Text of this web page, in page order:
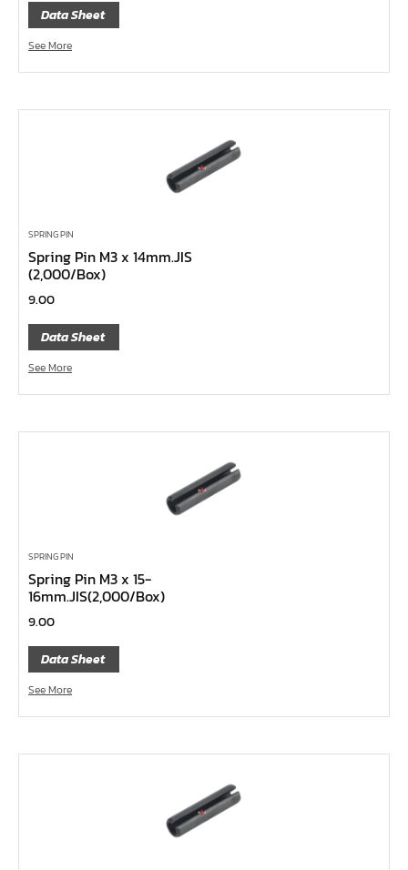
ค้อนพลาสติก
ค้อนช่างเหล็ก
ค้อนทุบหิน
ค้อนช่างทอง
คีมหนีบ-ถ่างแหวน
คีมปากนกแก้ว,​คีมตัดตะปู
คีมปากแหลม
คีมปากเฉียง
คีมคอม้า
คีมปากจิ้งจก
ลูกบ๊อกซ์ลม ขนาด 2.1/2"
ลูกบ๊อกซ์ลม ขนาด 3/4"
ลูกบ๊อกซ์ลม ขนาด 3/8"
ลูกบ๊อกซ์ลม ขนาด 1/4"
ลูกบ๊อกซ์ พิเศษ
ลูกบ๊อกซ์ ผ่า
ลูกบ๊อกซ์ ท๊อกซ์ พลัส 1/2"
ลูกบ๊อกซ์ ท๊อกซ์ บ๊อกข้ออ่อน 1/4", 3/8", 1/2"
Data Sheet
See More
SPRING PIN
Spring Pin M3 x 14mm.JIS
(2,000/Box)
9.00
Data Sheet
See More
SPRING PIN
Spring Pin M3 x 15-
16mm.JIS(2,000/Box)
9.00
Data Sheet
See More